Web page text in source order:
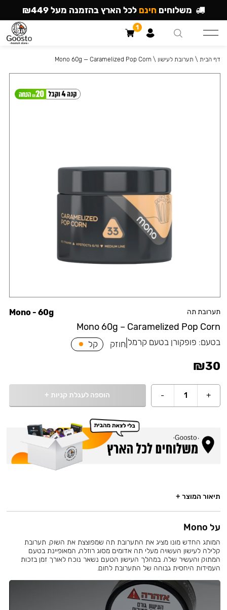
תערובת תה
Mono 60g – Caramelized Pop Corn
Mono - 60g
בטעם: פופקורן בטעם קרמל חוזק קל
₪30
+
1
- הוספה לעגלת קניות +
דף הבית \ תערובת לעישון \
Mono 60g — Caramelized Pop Corn
תיאור המוצר +
על Mono
המותג החדש מונו מציג את התערובת תה שמפוצצת את השוק. תערובת
קלילה לעישון העשויה מעלי תה אדומים מסוג רוזלה, המאופיינת בטעם
המתוק והעשיר שלה. במהלך העישון הטעם נשאר נוכח לאורך זמן בזכות
העמידות היחסית גבוהה של התערובת לחום.
משלוחים חינם לכל הארץ בהזמנה מעל ₪449
1